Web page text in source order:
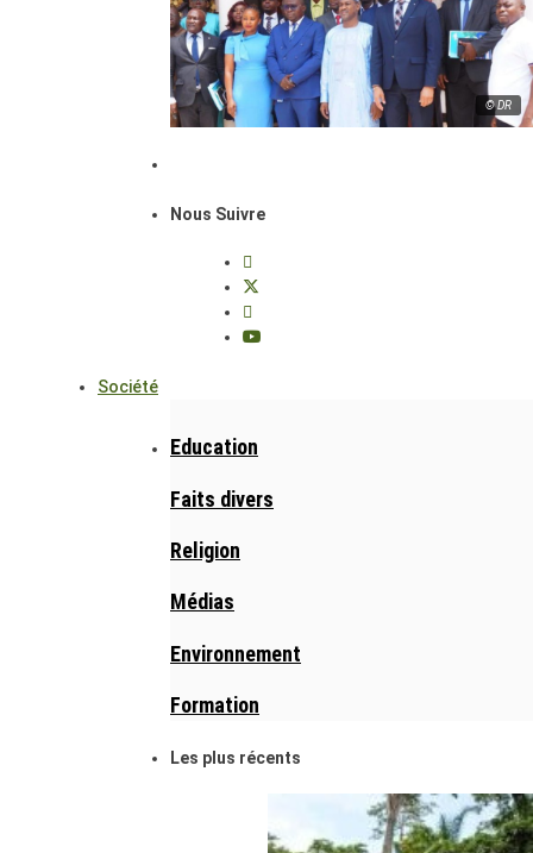
© DR
Nous Suivre
Société
Education
Faits divers
Religion
Médias
Environnement
Formation
Les plus récents